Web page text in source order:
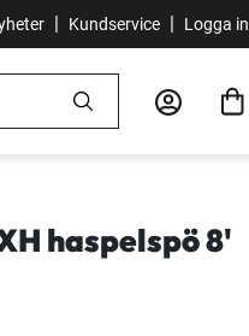
| Kundservice | Logga in
haspelspö 8'